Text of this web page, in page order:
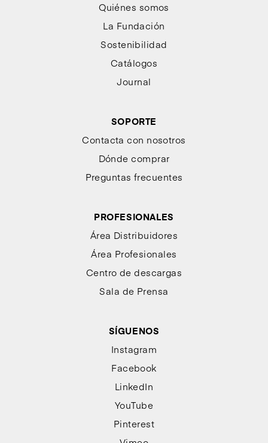
Quiénes somos
La Fundación
Sostenibilidad
Catálogos
Journal
SOPORTE
Contacta con nosotros
Dónde comprar
Preguntas frecuentes
PROFESIONALES
Área Distribuidores
Área Profesionales
Centro de descargas
Sala de Prensa
SÍGUENOS
Instagram
Facebook
LinkedIn
YouTube
Pinterest